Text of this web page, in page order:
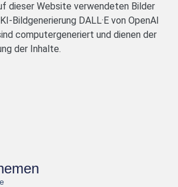
dieser Website verwendeten Bilder
Bildgenerierung DALL·E von OpenAI
computergeneriert und dienen der
der Inhalte.